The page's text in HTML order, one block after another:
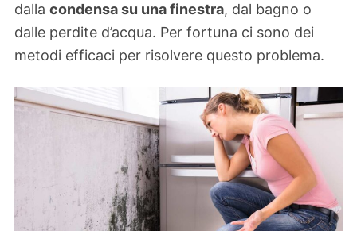
dalla condensa su una finestra, dal bagno o
dalle perdite d’acqua. Per fortuna ci sono dei
metodi efficaci per risolvere questo problema.